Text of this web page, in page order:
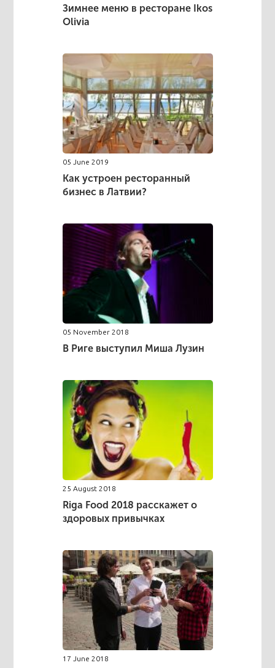
Зимнее меню в ресторане Ikos
Olivia
05 June 2019
Как устроен ресторанный
бизнес в Латвии?
05 November 2018
В Риге выступил Миша Лузин
25 August 2018
Riga Food 2018 расскажет о
здоровых привычках
17 June 2018